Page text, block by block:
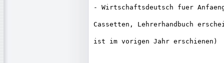
- Wirtschaftsdeutsch fuer
Cassetten, Lehrerhandbuch
ist im vorigen Jahr erschienen)